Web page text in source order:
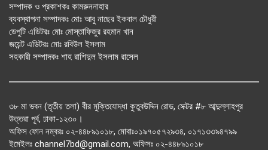
সম্পাদক ও প্রকাশকঃ কামরুননাহার
ব্যবস্থাপনা সম্পাদকঃ মোঃ আবু নাছের ইকবাল চৌধুরী
ডেপুটি এডিটরঃ মোঃ মোস্তাফিজুর রহমান খান
জয়েন্ট এডিটরঃ মোঃ রবিউল ইসলাম
সহকারী সম্পাদকঃ শাহ রাশিদুল ইসলাম রাসেল
৩৮ মা ভবন (তৃতীয় তলা) বীর মুক্তিযোদ্ধা কুতুবউদ্দিন রোড, সেক্টর #৮ আব্দুল্লাহপুর
উত্তরা পূর্ব, ঢাকা-১২৩০।
অফিস ফোন নম্বরঃ ০২-৪৪৮৯১০১৮, মোবাঃ০১৯৭০৫৭২৯৩৪, ০১৭১৩৩৯৪৭৯৯
ইমেইলঃ channel7bd@gmail.com, অফিসঃ ০২-৪৪৮৯১০১৮